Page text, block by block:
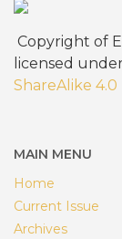
Copyright of
licensed
ShareAlike
MAIN MENU
Home
Current Issue
Archives